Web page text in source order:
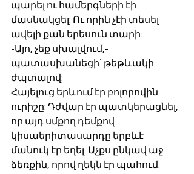
պարել ու համերգների էի
մասնակցել: Ու որին չէի տեսել
ավելի քան երեսուն տարի:
-Այո, չեք սխալվում,-
պատասխանեցի՝ թեթևակի
ժպտալով:
Հայելուց երևում էր բոլորովին
ուրիշը: Դժվար էր պատկերացնել,
որ այդ սմքող դեմքով
կիսաերիտասարդը երբևէ
մանուկ էր եղել: Աչքս ընկավ աջ
ձեռքին, որով ղեկն էր պահում.